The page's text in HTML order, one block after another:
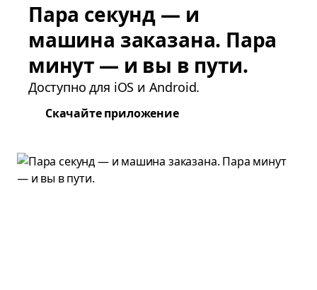
Пара секунд — и
машина заказана. Пара
минут — и вы в пути.
Доступно для iOS и Android.
Скачайте приложение